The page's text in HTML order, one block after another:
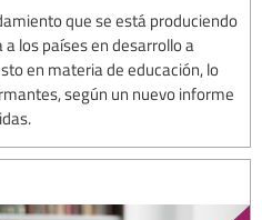
que se está produciendo
los países en desarrollo a
en materia de educación, lo
según un nuevo informe